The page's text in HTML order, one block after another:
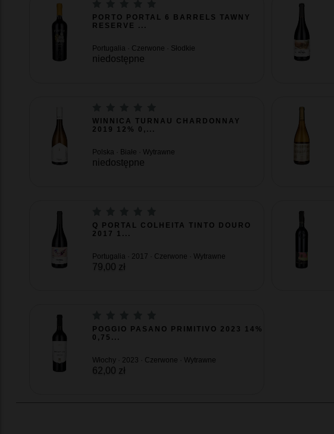
PORTO PORTAL 6 BARRELS TAWNY
RESERVE ...
Portugalia · Czerwone · Słodkie
niedostępne
WINNICA TURNAU CHARDONNAY
2019 12% 0,...
Polska · Białe · Wytrawne
niedostępne
Q PORTAL COLHEITA TINTO DOURO
2017 1...
Portugalia · 2017 · Czerwone · Wytrawne
79,00 zł
POGGIO PASANO PRIMITIVO 2023 14%
0,75...
Włochy · 2023 · Czerwone · Wytrawne
62,00 zł